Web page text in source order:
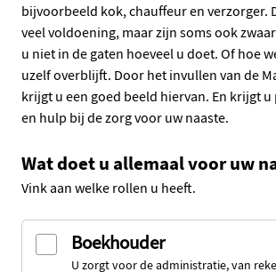
bijvoorbeeld kok, chauffeur en verzorger.
veel voldoening, maar zijn soms ook
u niet in de gaten hoeveel u doet. Of hoe
uzelf overblijft. Door het invullen van de
krijgt u een goed beeld hiervan. En krijgt
en hulp bij de zorg voor uw naaste.
Wat doet u allemaal voor uw
Vink aan welke rollen u heeft.
Boekhouder
U zorgt voor de administratie, van